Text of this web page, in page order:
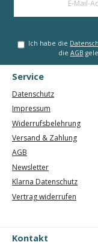
Ich habe die
die AGB
Service
Datenschutz
Impressum
Widerrufsbelehrung
Versand & Zahlung
AGB
Newsletter
Klarna Datenschutz
Vertrag widerrufen
Kontakt